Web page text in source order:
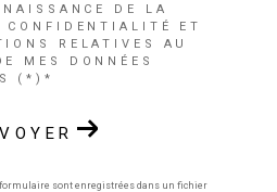
DE LA
ET
RELATIVES AU
MES DONNÉES
(*)*
sont enregistrées dans un fichier